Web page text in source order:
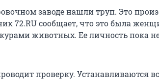
заводе нашли труп. Это
72.RU сообщает, что это была
животных. Ее личность пока
проверку. Устанавливаются